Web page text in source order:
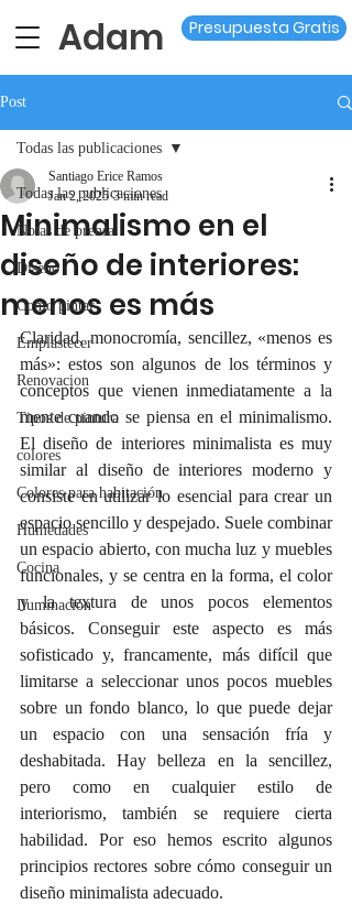
Adam Presupuesta Gratis
Post
Todas las publicaciones
Notas de prensa
Diseño
Como pintar
Emplastecer
Renovacion
Tipos de pintura
colores
Colores para habitación
Humedades
Cocina
Iluminación
Todas las publicaciones
Minimalismo en el
diseño de interiores:
menos es más
Santiago Erice Ramos
Jan 2, 2025 3 min read
Claridad, monocromía, sencillez, «menos es
más»: estos son algunos de los términos y
conceptos que vienen inmediatamente a la
mente cuando se piensa en el minimalismo.
El diseño de interiores minimalista es muy
similar al diseño de interiores moderno y
consiste en utilizar lo esencial para crear un
espacio sencillo y despejado. Suele combinar
un espacio abierto, con mucha luz y muebles
funcionales, y se centra en la forma, el color
y la textura de unos pocos elementos
básicos. Conseguir este aspecto es más
sofisticado y, francamente, más difícil que
limitarse a seleccionar unos pocos muebles
sobre un fondo blanco, lo que puede dejar
un espacio con una sensación fría y
deshabitada. Hay belleza en la sencillez,
pero como en cualquier estilo de
interiorismo, también se requiere cierta
habilidad. Por eso hemos escrito algunos
principios rectores sobre cómo conseguir un
diseño minimalista adecuado.